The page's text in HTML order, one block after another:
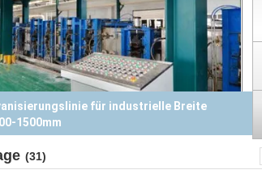
Galvanizing Line mit hohem
und Kunden-Lokale Spannung
(31)